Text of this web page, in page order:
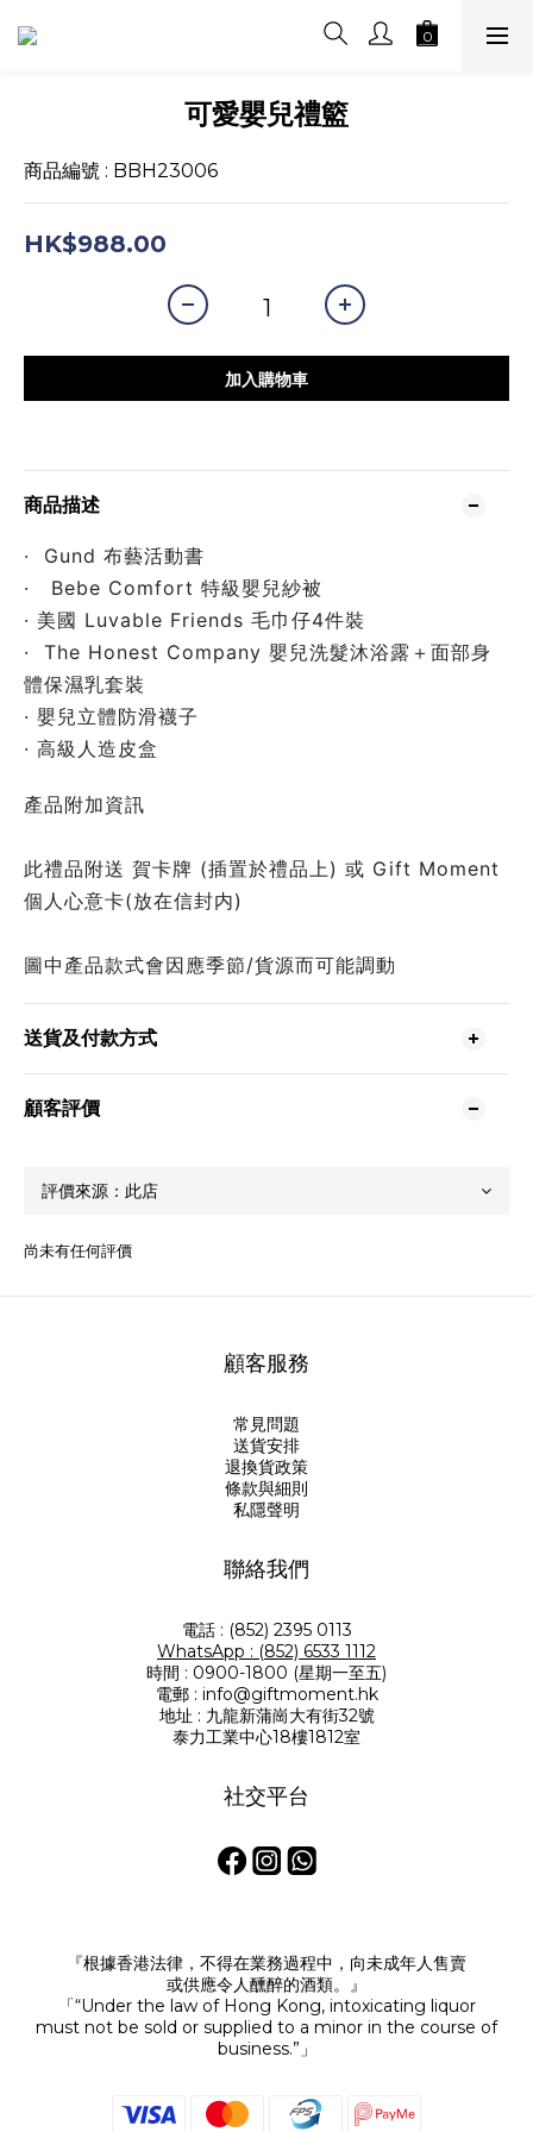
可愛嬰兒禮籃
商品編號 : BBH23006
HK$988.00
加入購物車
商品描述
· Gund 布藝活動書
· Bebe Comfort 特級嬰兒紗被
· 美國 Luvable Friends 毛巾仔4件裝
· The Honest Company 嬰兒洗髮沐浴露＋面部身
體保濕乳套裝
· 嬰兒立體防滑襪子
· 高級人造皮盒
產品附加資訊
此禮品附送 賀卡牌 (插置於禮品上) 或 Gift Moment
個人心意卡(放在信封内)
圖中產品款式會因應季節/貨源而可能調動
送貨及付款方式
顧客評價
尚未有任何評價
顧客服務
常見問題
送貨安排
退換貨政策
條款與細則
私隱聲明
聯絡我們
電話 : (852) 2395 0113
WhatsApp : (852) 6533 1112
時間 : 0900-1800 (星期一至五)
電郵 : info@giftmoment.hk
地址 : 九龍新蒲崗大有街32號
泰力工業中心18樓1812室
社交平台
『根據香港法律，不得在業務過程中，向未成年人售賣
或供應令人醺醉的酒類。』
「“Under the law of Hong Kong, intoxicating liquor
must not be sold or supplied to a minor in the course of
business.”」